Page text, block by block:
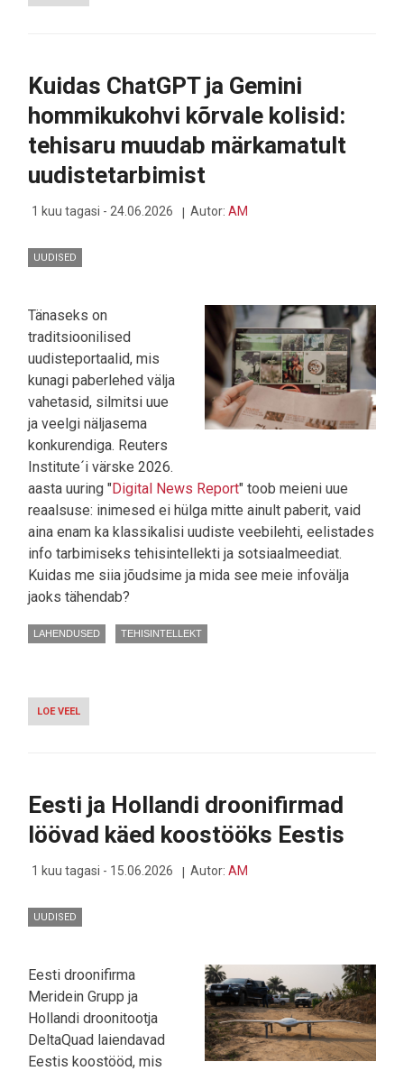
KUIDAS
ENNE,
MAA
HAKKAS
Kuidas ChatGPT ja Gemini
hommikukohvi kõrvale kolisid:
tehisaru muudab märkamatult
uudistetarbimist
1 kuu tagasi - 24.06.2026 Autor: AM
UUDISED
Tänaseks on
traditsioonilised
uudisteportaalid, mis
kunagi paberlehed välja
vahetasid, silmitsi uue
ja veelgi näljasema
konkurendiga. Reuters
Institute´i värske 2026.
aasta uuring "Digital News Report" toob meieni uue
reaalsuse: inimesed ei hülga mitte ainult paberit, vaid
aina enam ka klassikalisi uudiste veebilehti, eelistades
info tarbimiseks tehisintellekti ja sotsiaalmeediat.
Kuidas me siia jõudsime ja mida see meie infovälja
jaoks tähendab?
LAHENDUSED TEHISINTELLEKT
LOE VEEL
KUIDAS
KÕRVALE
KOLISID:
TEHISARU
MÄRKAMATULT
UUDISTETARBIMIST
Eesti ja Hollandi droonifirmad
löövad käed koostööks Eestis
1 kuu tagasi - 15.06.2026 Autor: AM
UUDISED
Eesti droonifirma
Meridein Grupp ja
Hollandi droonitootja
DeltaQuad laiendavad
Eestis koostööd, mis